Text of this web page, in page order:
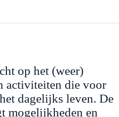
op het (weer)
activiteiten die voor
dagelijks leven. De
mogelijkheden en